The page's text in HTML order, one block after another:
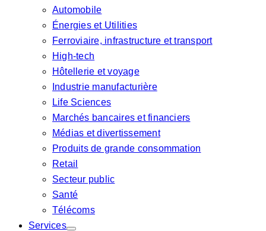
Automobile
Énergies et Utilities
Ferroviaire, infrastructure et transport
High-tech
Hôtellerie et voyage
Industrie manufacturière
Life Sciences
Marchés bancaires et financiers
Médias et divertissement
Produits de grande consommation
Retail
Secteur public
Santé
Télécoms
Services